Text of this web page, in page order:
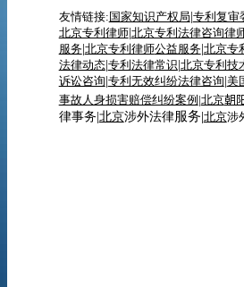
友情链接: 国家知识产权局 专利复审
北京专利律师| 北京专利法律咨询律
服务| 北京专利律师公益服务| 北京专
法律动态| 专利 法律常识 北京专利技
诉讼咨询 专利无效纠纷法律咨询 美
事故人身损害赔偿纠纷案例 |北京朝
律事务| 北京涉外法律服务|北京涉